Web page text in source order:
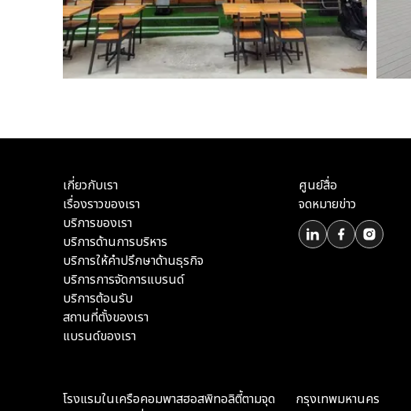
เกี่ยวกับเรา
เรื่องราวของเรา
บริการของเรา
บริการด้านการบริหาร
บริการให้คำปรึกษาด้านธุรกิจ
บริการการจัดการแบรนด์
บริการต้อนรับ
สถานที่ตั้งของเรา
แบรนด์ของเรา
ศูนย์สื่อ
จดหมายข่าว
โรงแรมในเครือคอมพาสฮอสพิทอลิตี้ตามจุด
กรุงเทพมหานคร